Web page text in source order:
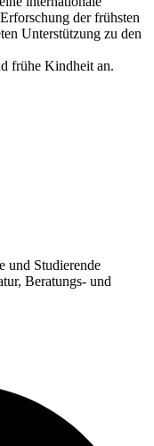
der frühsten
Unterstützung zu den
frühe Kindheit an.
und Studierende
Beratungs- und